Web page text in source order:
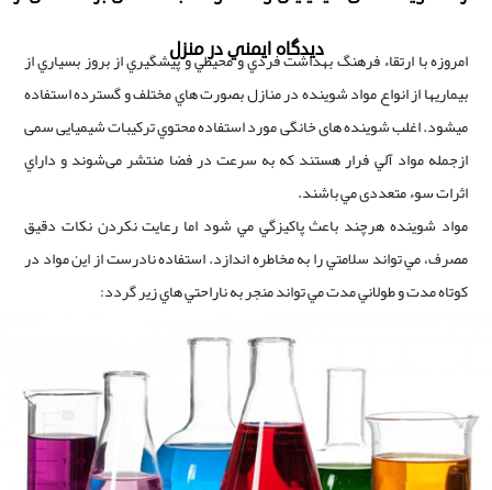
ديدگاه ايمني در منزل
امروزه با ارتقاء فرهنگ بهداشت فردي و محيطي و پيشگيري از بروز بسياري از
بيماريها از انواع مواد شوينده در منازل بصورت هاي مختلف و گسترده استفاده
ميشود. اغلب شوینده های خانگی مورد استفاده محتوي ترکيبات شیمیایی سمی
ازجمله مواد آلي فرار هستند که به سرعت در فضا منتشر می‌شوند و داراي
اثرات سوء متعددی مي باشند.
مواد شوينده هرچند باعث پاکيزگي مي شود اما رعايت نکردن نکات دقيق
مصرف، مي تواند سلامتي را به مخاطره اندازد. استفاده نادرست از اين مواد در
کوتاه مدت و طولاني مدت مي تواند منجر به ناراحتي هاي زير گردد: